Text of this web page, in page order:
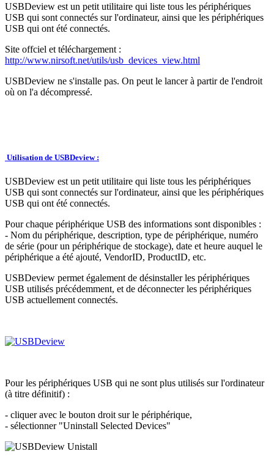
USBDeview est un petit utilitaire qui liste tous les périphériques
USB qui sont connectés sur l'ordinateur, ainsi que les périphériques
USB qui ont été connectés.
Site offciel et téléchargement :
http://www.nirsoft.net/utils/usb_devices_view.html
USBDeview ne s'installe pas. On peut le lancer à partir de l'endroit
où on l'a décompressé.
Utilisation de USBDeview :
USBDeview est un petit utilitaire qui liste tous les périphériques
USB qui sont connectés sur l'ordinateur, ainsi que les périphériques
USB qui ont été connectés.
Pour chaque périphérique USB des informations sont disponibles :
- Nom du périphérique, description, type de périphérique, numéro
de série (pour un périphérique de stockage), date et heure auquel le
périphérique a été ajouté, VendorID, ProductID, etc.
USBDeview permet également de désinstaller les périphériques
USB utilisés précédemment, et de déconnecter les périphériques
USB actuellement connectés.
Pour les périphériques USB qui ne sont plus utilisés sur l'ordinateur
(à titre définitif) :
- cliquer avec le bouton droit sur le périphérique,
- sélectionner "Uninstall Selected Devices"